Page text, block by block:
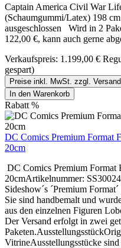
Captain America Civil War
(Schaumgummi/Latex) 198
ausgeschlossen Wird in 2
122,00 €, kann auch gerne
Verkaufspreis: 1.199,00 €
gespart)
Preise inkl. MwSt. zzgl.
In den Warenkorb
Rabatt %
DC Comics Premium Format
20cm
DC Comics Premium
20cmArtikelnummer:
Sideshow´s ´Premium
Sie sind handbemalt und
aus den einzelnen Figuren
Der Versand erfolgt in zwei
VitrineAusstellungsstücke